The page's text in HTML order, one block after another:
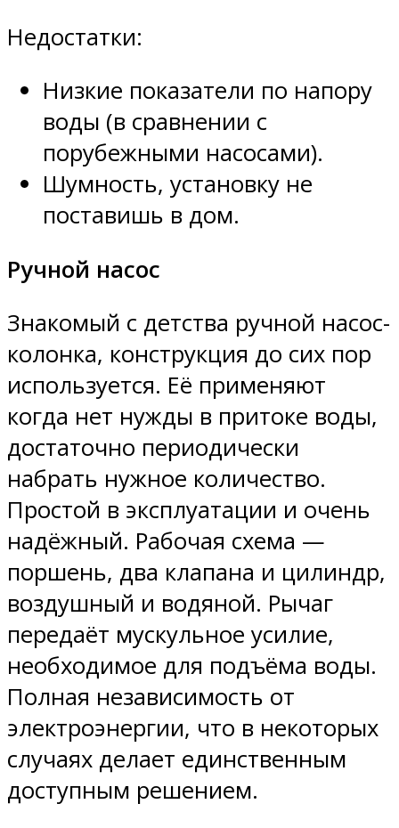
Недостатки:
Низкие показатели по напору
воды (в сравнении с
порубежными насосами).
Шумность, установку не
поставишь в дом.
Ручной насос
Знакомый с детства ручной насос-
колонка, конструкция до сих пор
используется. Её применяют
когда нет нужды в притоке воды,
достаточно периодически
набрать нужное количество.
Простой в эксплуатации и очень
надёжный. Рабочая схема —
поршень, два клапана и цилиндр,
воздушный и водяной. Рычаг
передаёт мускульное усилие,
необходимое для подъёма воды.
Полная независимость от
электроэнергии, что в некоторых
случаях делает единственным
доступным решением.